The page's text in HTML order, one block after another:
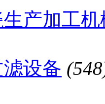
产加工机
设备